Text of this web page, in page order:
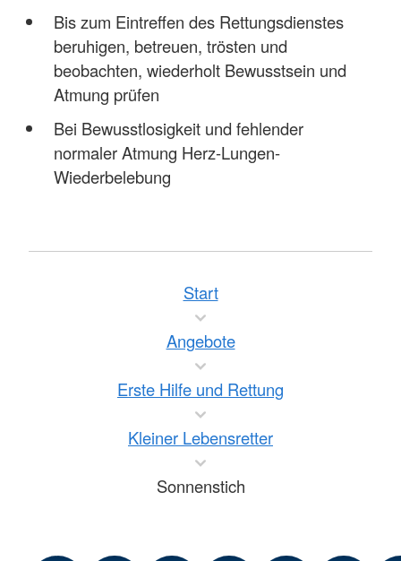
Bis zum Eintreffen des Rettungsdienstes
beruhigen, betreuen, trösten und
beobachten, wiederholt Bewusstsein und
Atmung prüfen
Bei Bewusstlosigkeit und fehlender
normaler Atmung Herz-Lungen-
Wiederbelebung
Start
Angebote
Erste Hilfe und Rettung
Kleiner Lebensretter
Sonnenstich